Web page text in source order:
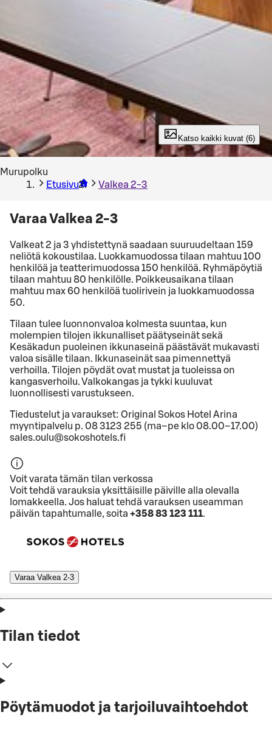
Katso kaikki kuvat (6)
Murupolku
Etusivu
Valkea 2-3
Varaa Valkea 2-3
Valkeat 2 ja 3 yhdistettynä saadaan suuruudeltaan 159
neliötä kokoustilaa. Luokkamuodossa tilaan mahtuu 100
henkilöä ja teatterimuodossa 150 henkilöä. Ryhmäpöytiä
tilaan mahtuu 80 henkilölle. Poikkeusaikana tilaan
mahtuu max 60 henkilöä tuolirivein ja luokkamuodossa
50.
Tilaan tulee luonnonvaloa kolmesta suuntaa, kun
molempien tilojen ikkunalliset päätyseinät sekä
Kesäkadun puoleinen ikkunaseinä päästävät mukavasti
valoa sisälle tilaan. Ikkunaseinät saa pimennettyä
verhoilla. Tilojen pöydät ovat mustat ja tuoleissa on
kangasverhoilu. Valkokangas ja tykki kuuluvat
luonnollisesti varustukseen.
Tiedustelut ja varaukset: Original Sokos Hotel Arina
myyntipalvelu p. 08 3123 255 (ma–pe klo 08.00–17.00)
sales.oulu@sokoshotels.fi
Voit varata tämän tilan verkossa
Voit tehdä varauksia yksittäisille päiville alla olevalla
lomakkeella. Jos haluat tehdä varauksen useamman
päivän tapahtumalle, soita +358 83 123 111.
Varaa Valkea 2-3
Tilan tiedot
Pöytämuodot ja tarjoiluvaihtoehdot